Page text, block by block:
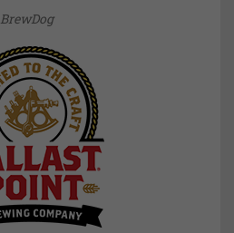
BrewDog